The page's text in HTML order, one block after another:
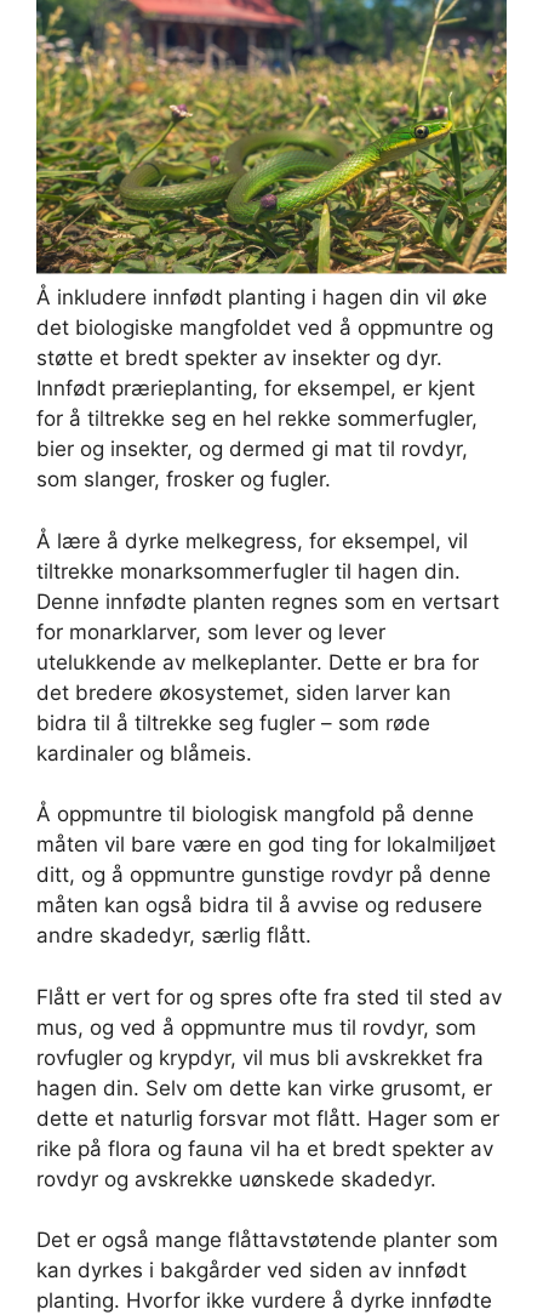
Å inkludere innfødt planting i hagen din vil øke
det biologiske mangfoldet ved å oppmuntre og
støtte et bredt spekter av insekter og dyr.
Innfødt prærieplanting, for eksempel, er kjent
for å tiltrekke seg en hel rekke sommerfugler,
bier og insekter, og dermed gi mat til rovdyr,
som slanger, frosker og fugler.
Å lære å dyrke melkegress, for eksempel, vil
tiltrekke monarksommerfugler til hagen din.
Denne innfødte planten regnes som en vertsart
for monarklarver, som lever og lever
utelukkende av melkeplanter. Dette er bra for
det bredere økosystemet, siden larver kan
bidra til å tiltrekke seg fugler – som røde
kardinaler og blåmeis.
Å oppmuntre til biologisk mangfold på denne
måten vil bare være en god ting for lokalmiljøet
ditt, og å oppmuntre gunstige rovdyr på denne
måten kan også bidra til å avvise og redusere
andre skadedyr, særlig flått.
Flått er vert for og spres ofte fra sted til sted av
mus, og ved å oppmuntre mus til rovdyr, som
rovfugler og krypdyr, vil mus bli avskrekket fra
hagen din. Selv om dette kan virke grusomt, er
dette et naturlig forsvar mot flått. Hager som er
rike på flora og fauna vil ha et bredt spekter av
rovdyr og avskrekke uønskede skadedyr.
Det er også mange flåttavstøtende planter som
kan dyrkes i bakgårder ved siden av innfødt
planting. Hvorfor ikke vurdere å dyrke innfødte